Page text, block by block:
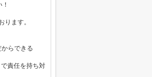
ります。
らできる
責任を持ち対